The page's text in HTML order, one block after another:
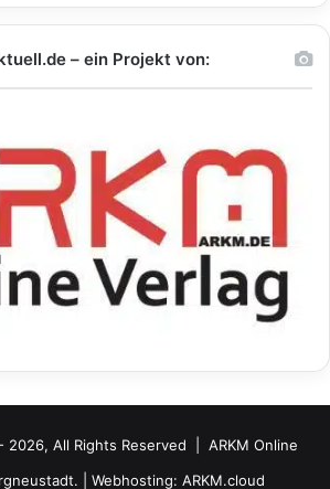
– ein Projekt von:
All Rights Reserved | ARKM Online
| Webhosting: ARKM.cloud